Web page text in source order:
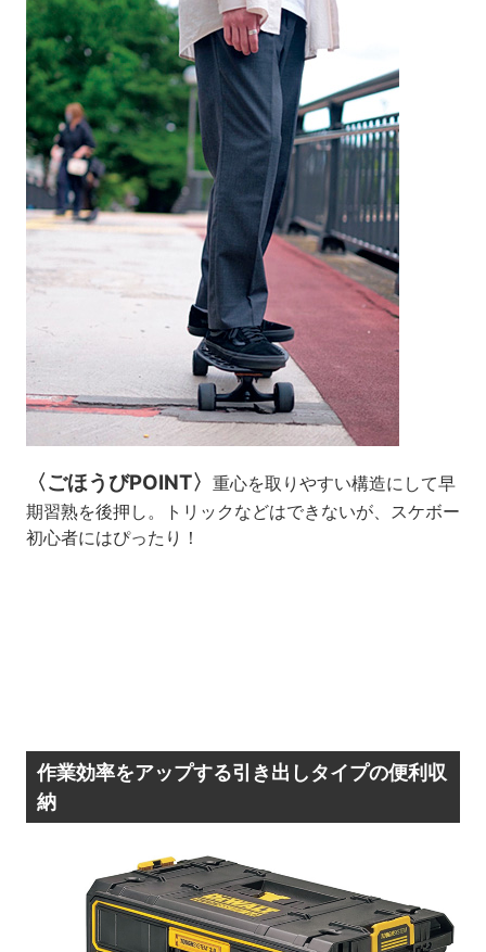
〈ごほうびPOINT〉 重心を取りやすい構造にして早
期習熟を後押し。トリックなどはできないが、スケボー
初心者にはぴったり！
作業効率をアップする引き出しタイプの便利収
納